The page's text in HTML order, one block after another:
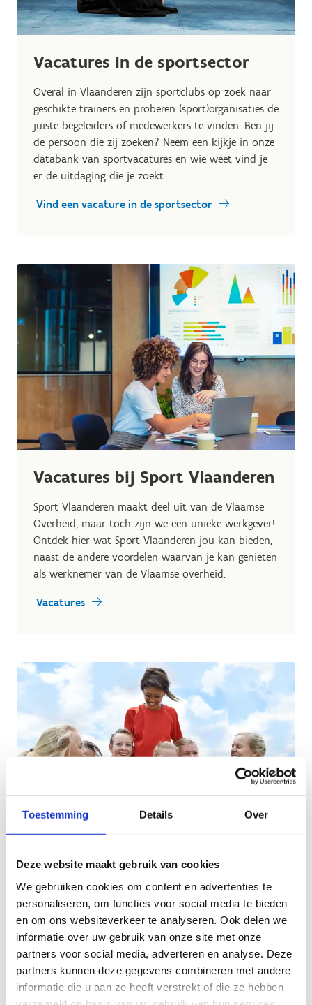
Toestemming Details Over
Deze website maakt gebruik van cookies
We gebruiken cookies om content en advertenties te
personaliseren, om functies voor social media te bieden
en om ons websiteverkeer te analyseren. Ook delen we
informatie over uw gebruik van onze site met onze
partners voor social media, adverteren en analyse. Deze
partners kunnen deze gegevens combineren met andere
informatie die u aan ze heeft verstrekt of die ze hebben
Vacatures in de sportsector
Overal in Vlaanderen zijn sportclubs op zoek naar
geschikte trainers en proberen (sport)organisaties de
juiste begeleiders of medewerkers te vinden. Ben jij
de persoon die zij zoeken? Neem een kijkje in onze
databank van sportvacatures en wie weet vind je
er de uitdaging die je zoekt.
Vind een vacature in de sportsector
Vacatures bij Sport Vlaanderen
Sport Vlaanderen maakt deel uit van de Vlaamse
Overheid, maar toch zijn we een unieke werkgever!
Ontdek hier wat Sport Vlaanderen jou kan bieden,
naast de andere voordelen waarvan je kan genieten
als werknemer van de Vlaamse overheid.
Vacatures
Vacatures bij Sportwerk
Vlaanderen
Je hebt een hart voor sport en bent in het bezit
van een VTS-diploma?
Dan ben je bijSportwerkaan het goede adres! Zij
voorzien per jaar 200.000 uren sportbegeleiding en